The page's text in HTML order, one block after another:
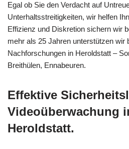
Egal ob Sie den Verdacht auf
Unterhaltsstreitigkeiten, wir helfen
Effizienz und Diskretion sichern wir
mehr als 25 Jahren unterstützen wir
Nachforschungen in Heroldstatt –
Breithülen, Ennabeuren.
Effektive
Videoüberwachung
Heroldstatt.